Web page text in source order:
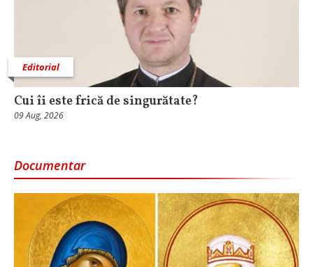
Editorial
Cui îi este frică de singurătate?
09 Aug, 2026
Documentar